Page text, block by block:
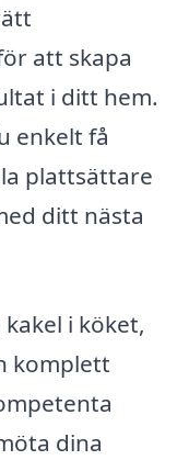
att skapa
i ditt hem.
enkelt få
plattsättare
ditt nästa
i köket,
komplett
dina